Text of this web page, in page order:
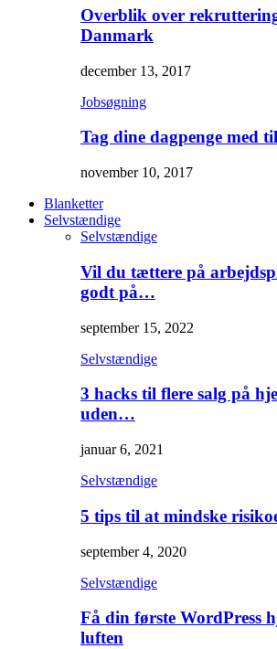
Overblik over
Danmark
december 13, 2017
Jobsøgning
Tag dine dagpenge med
november 10, 2017
Blanketter
Selvstændige
Selvstændige
Vil du tættere på
godt på…
september 15, 2022
Selvstændige
3 hacks til flere salg på
uden…
januar 6, 2021
Selvstændige
5 tips til at mindske
september 4, 2020
Selvstændige
Få din første WordPress
luften